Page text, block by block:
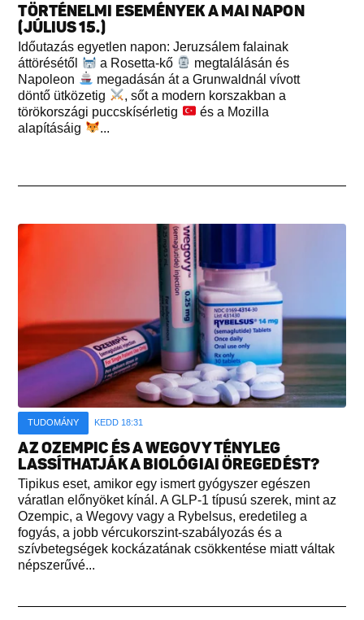
TÖRTÉNELMI ESEMÉNYEK A MAI NAPON
(JÚLIUS 15.)
Időutazás egyetlen napon: Jeruzsálem falainak
áttörésétől
a Rosetta-kő
megtalálásán és
Napoleon
megadásán át a Grunwaldnál vívott
döntő ütközetig
, sőt a modern korszakban a
törökországi puccskísérletig
és a Mozilla
alapításáig
...
TUDOMÁNY KEDD 18:31
AZ OZEMPIC ÉS A WEGOVY TÉNYLEG
LASSÍTHATJÁK A BIOLÓGIAI ÖREGEDÉST?
Tipikus eset, amikor egy ismert gyógyszer egészen
váratlan előnyöket kínál. A GLP-1 típusú szerek, mint az
Ozempic, a Wegovy vagy a Rybelsus, eredetileg a
fogyás, a jobb vércukorszint-szabályozás és a
szívbetegségek kockázatának csökkentése miatt váltak
népszerűvé...